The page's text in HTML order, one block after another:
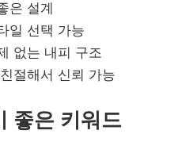
은 설계
일 선택 가능
없는 내피 구조
절해서 신뢰 가능
좋은 키워드